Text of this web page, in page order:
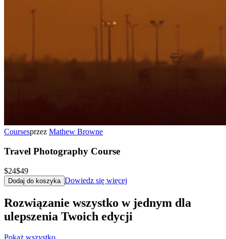
Coursesprzez Mathew Browne
Travel Photography Course
$24$49
Dodaj do koszyka Dowiedz się więcej
Rozwiązanie wszystko w jednym dla
ulepszenia Twoich edycji